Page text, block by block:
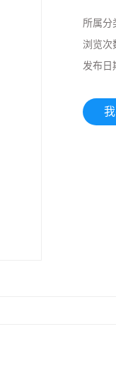
所属分
浏览次
发布日